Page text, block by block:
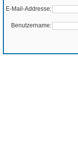
E-Mail-Addresse:
Benutzername: